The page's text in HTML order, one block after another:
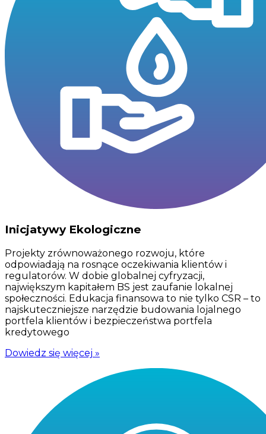
Inicjatywy Ekologiczne
Projekty zrównoważonego rozwoju, które
odpowiadają na rosnące oczekiwania klientów i
regulatorów. W dobie globalnej cyfryzacji,
największym kapitałem BS jest zaufanie lokalnej
społeczności. Edukacja finansowa to nie tylko CSR – to
najskuteczniejsze narzędzie budowania lojalnego
portfela klientów i bezpieczeństwa portfela
kredytowego
Dowiedz się więcej »